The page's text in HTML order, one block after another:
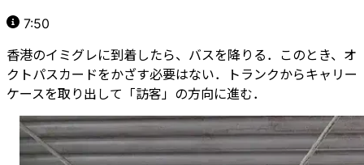
7:50
香港のイミグレに到着したら、バスを降りる．このとき、オ
クトパスカードをかざす必要はない．トランクからキャリー
ケースを取り出して「訪客」の方向に進む．